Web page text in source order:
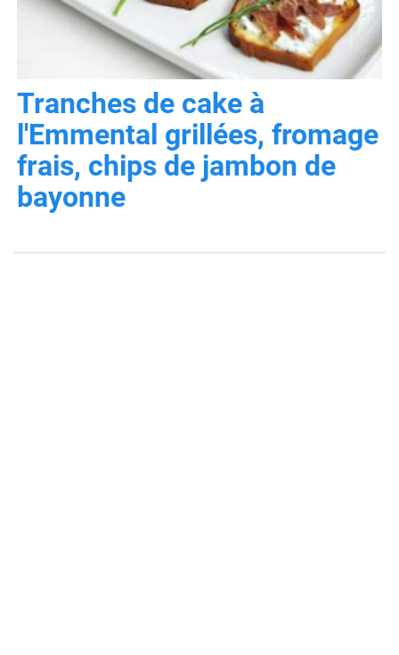
Tranches de cake à
l'Emmental grillées, fromage
frais, chips de jambon de
bayonne